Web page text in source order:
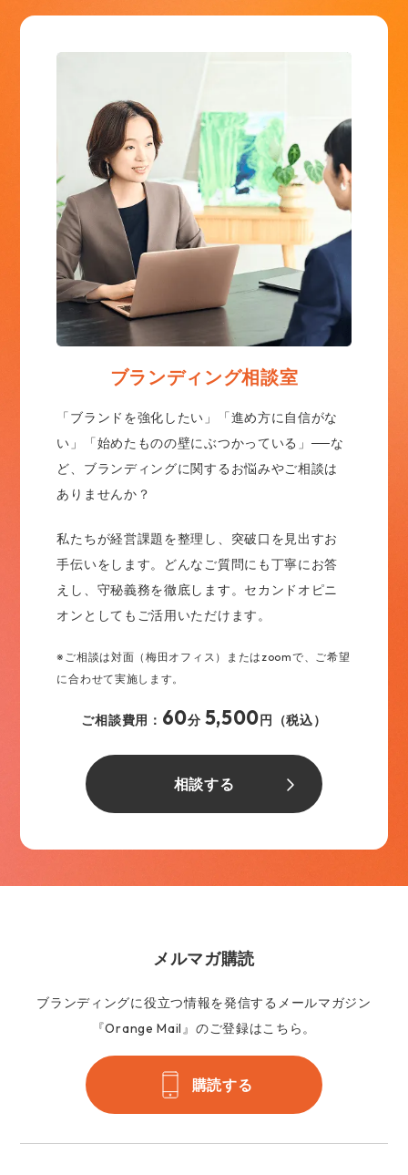
ブランディング相談室
「ブランドを強化したい」「進め方に自信がな
い」「始めたものの壁にぶつかっている」──な
ど、ブランディングに関するお悩みやご相談は
ありませんか？
私たちが経営課題を整理し、突破口を見出すお
手伝いをします。どんなご質問にも丁寧にお答
えし、守秘義務を徹底します。セカンドオピニ
オンとしてもご活用いただけます。
※ご相談は対面（梅田オフィス）またはzoomで、ご希望
に合わせて実施します。
ご相談費用： 60分 5,500円（税込）
相談する
メルマガ購読
ブランディングに役立つ情報を発信するメールマガジン
『Orange Mail』のご登録はこちら。
購読する